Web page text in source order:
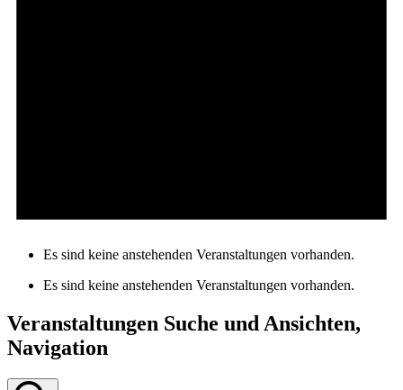
Es sind keine anstehenden Veranstaltungen vorhanden.
Es sind keine anstehenden Veranstaltungen vorhanden.
Veranstaltungen Suche und Ansichten,
Navigation